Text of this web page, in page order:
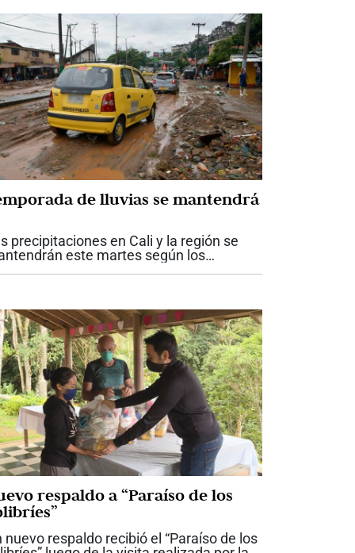
de lluvias se mantendrá
precipitaciones en Cali y la región se
este martes según los
respaldo a “Paraíso de los
nuevo respaldo recibió el “Paraíso de los